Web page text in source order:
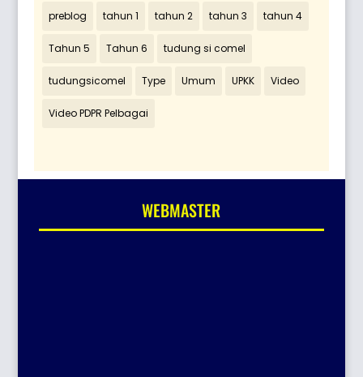
preblog tahun 1 tahun 2 tahun 3 tahun 4
Tahun 5 Tahun 6 tudung si comel
tudungsicomel Type Umum UPKK Video
Video PDPR Pelbagai
WEBMASTER